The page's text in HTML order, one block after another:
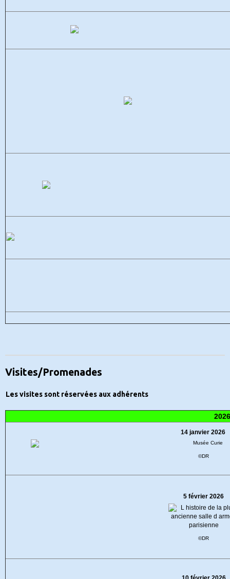
Visites/Promenades
Les visites sont réservées aux adhérents
2026
14 janvier 2026
©DR
5 février 2026
©DR